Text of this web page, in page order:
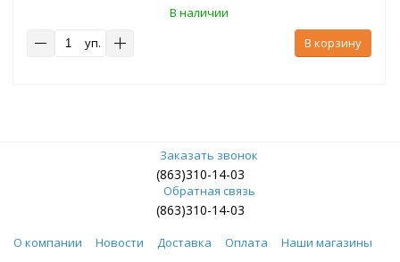
В наличии
уп.
В корзину
Заказать звонок
(863)310-14-03
Обратная связь
(863)310-14-03
О компании Новости Доставка Оплата
Наши магазины